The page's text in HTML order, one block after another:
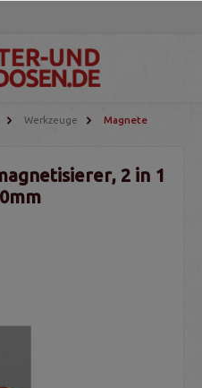
Werkzeuge Magnete
2 in 1